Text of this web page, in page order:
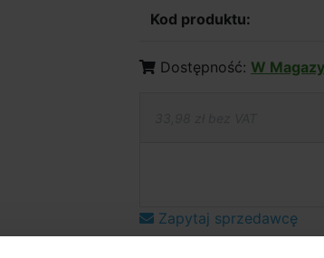
Kod produktu:
Dostępność: W
Zapytaj sprzedawcę